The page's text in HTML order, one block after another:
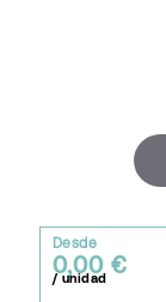
Desde
0,00 €
/ unidad